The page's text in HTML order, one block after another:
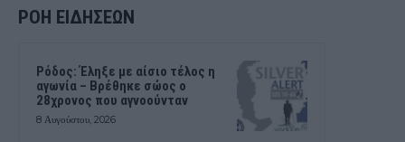
ΡΟΗ ΕΙΔΗΣΕΩΝ
Ρόδος: Έληξε με αίσιο τέλος η
αγωνία – Βρέθηκε σώος ο
28χρονος που αγνοούνταν
8 Αυγούστου, 2026